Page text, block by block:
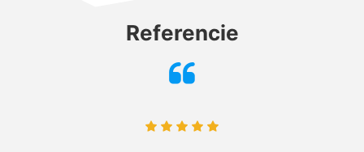
Referencie